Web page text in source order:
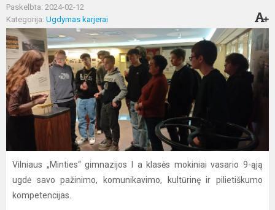
Paskelbta: 2024-02-12
Kategorija: Ugdymas karjerai
Vilniaus „Minties“ gimnazijos I a klasės mokiniai vasario 9-ąją
ugdė savo pažinimo, komunikavimo, kultūrinę ir pilietiškumo
kompetencijas.